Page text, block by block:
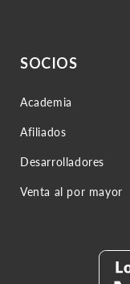
SOCIOS
Academia
Afiliados
Desarrolladores
Venta al por mayor